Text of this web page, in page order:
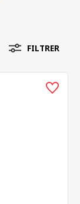
FILTRER